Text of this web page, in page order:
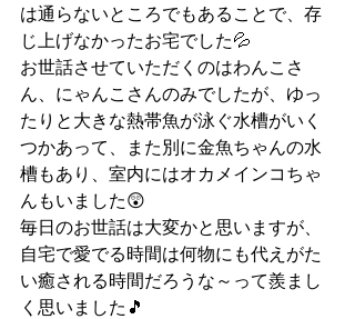
は通らないところでもあることで、存
じ上げなかったお宅でした💦
お世話させていただくのはわんこさ
ん、にゃんこさんのみでしたが、ゆっ
たりと大きな熱帯魚が泳ぐ水槽がいく
つかあって、また別に金魚ちゃんの水
槽もあり、室内にはオカメインコちゃ
んもいました😲
毎日のお世話は大変かと思いますが、
自宅で愛でる時間は何物にも代えがた
い癒される時間だろうな～って羨まし
く思いました🎵